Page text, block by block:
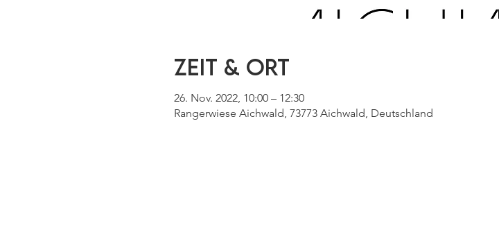
Zeit & Ort
26. Nov. 2022, 10:00 – 12:30
Rangerwiese Aichwald, 73773 Aichwald, Deutschland